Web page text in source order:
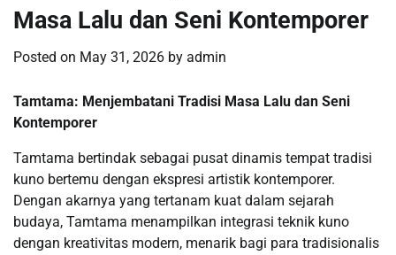
Masa Lalu dan Seni Kontemporer
Posted on May 31, 2026 by admin
Tamtama: Menjembatani Tradisi Masa Lalu dan Seni
Kontemporer
Tamtama bertindak sebagai pusat dinamis tempat tradisi
kuno bertemu dengan ekspresi artistik kontemporer.
Dengan akarnya yang tertanam kuat dalam sejarah
budaya, Tamtama menampilkan integrasi teknik kuno
dengan kreativitas modern, menarik bagi para tradisionalis